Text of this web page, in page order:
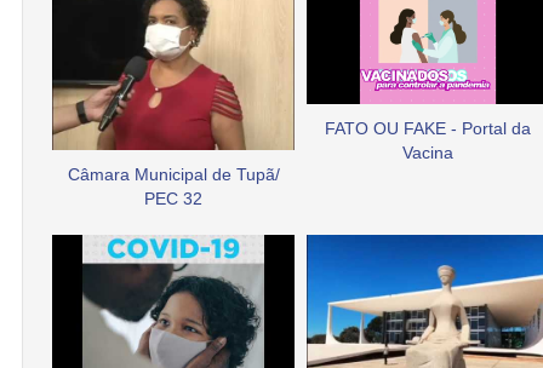
Câmara Municipal de Tupã/
PEC 32
FATO OU FAKE - Portal da
Vacina